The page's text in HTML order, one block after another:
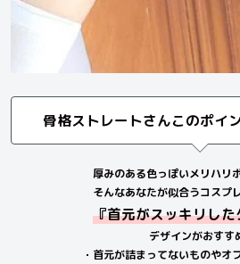
骨格ストレートさんこのポイ
厚みのある色っぽいメリハリ
そんなあなたが似合うコスプ
『首元がスッキリし
デザインがおすす
・首元が詰まってないものや